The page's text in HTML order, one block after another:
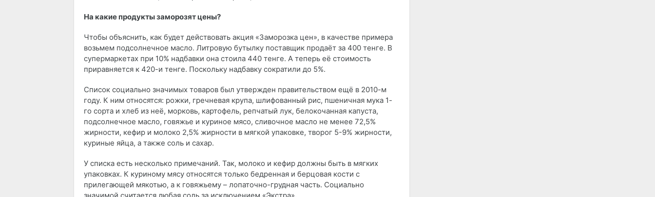
На какие продукты заморозят цены?
Чтобы объяснить, как будет действовать акция «Заморозка цен», в качестве примера
возьмем подсолнечное масло. Литровую бутылку поставщик продаёт за 400 тенге. В
супермаркетах при 10% надбавки она стоила 440 тенге. А теперь её стоимость
приравняется к 420-и тенге. Поскольку надбавку сократили до 5%.
Список социально значимых товаров был утвержден правительством ещё в 2010-м
году. К ним относятся: рожки, гречневая крупа, шлифованный рис, пшеничная мука 1-
го сорта и хлеб из неё, морковь, картофель, репчатый лук, белокочанная капуста,
подсолнечное масло, говяжье и куриное мясо, сливочное масло не менее 72,5%
жирности, кефир и молоко 2,5% жирности в мягкой упаковке, творог 5-9% жирности,
куриные яйца, а также соль и сахар.
У списка есть несколько примечаний. Так, молоко и кефир должны быть в мягких
упаковках. К куриному мясу относятся только бедренная и берцовая кости с
прилегающей мякотью, а к говяжьему – лопаточно-грудная часть. Социально